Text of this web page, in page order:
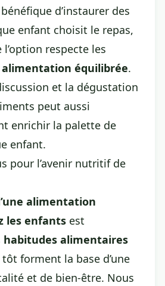
d’instaurer des
enfant choisit le repas,
respecte les
alimentation équilibrée.
et la dégustation
peut aussi
enrichir la palette de
enfant.
pour l’avenir nutritif de
alimentation
les enfants est
habitudes alimentaires
forment la base d’une
et de bien-être. Nous